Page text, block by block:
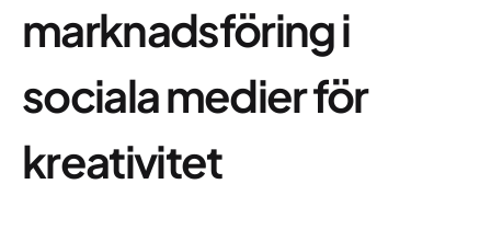
marknadsföring i
sociala medier för
kreativitet